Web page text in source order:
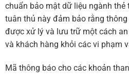
chuẩn bảo mật dữ liệu ngành thẻ
tuân thủ này đảm bảo rằng
được xử lý và lưu trữ một cách
và khách hàng khỏi các vi phạm
Mã thông báo cho các khoản